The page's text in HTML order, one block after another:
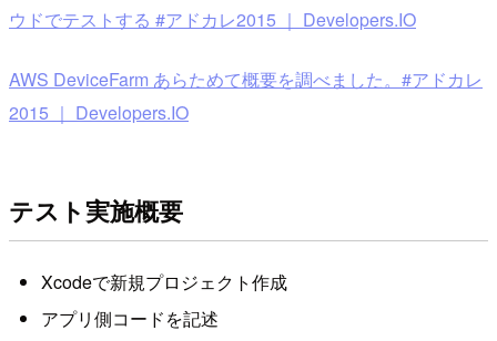
ウドでテストする #アドカレ2015 ｜ Developers.IO
AWS DeviceFarm あらためて概要を調べました。#アドカレ
2015 ｜ Developers.IO
テスト実施概要
Xcodeで新規プロジェクト作成
アプリ側コードを記述